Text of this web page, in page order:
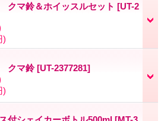
クマ鈴＆ホイッスルセット [UT-2
)
クマ鈴[UT-2377281]
)